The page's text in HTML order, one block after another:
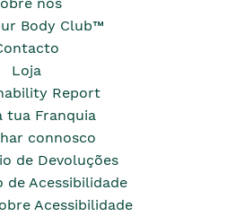
Body Club™
Loja
Report
tua Franquia
connosco
de Devoluções
de Acessibilidade
Acessibilidade